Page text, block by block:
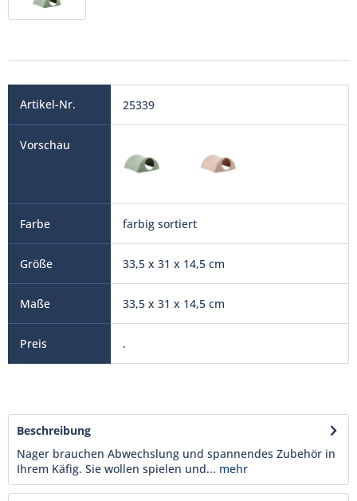
25339
farbig sortiert
33,5 x 31 x 14,5 cm
33,5 x 31 x 14,5 cm
.
Beschreibung
Nager brauchen Abwechslung und spannendes Zubehör in
Ihrem Käfig. Sie wollen spielen und... mehr